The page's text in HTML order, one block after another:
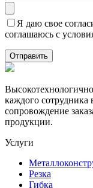
Я даю свое
соглашаюсь с
каждого сотрудника
сопровождение
продукции.
Услуги
Резка
Гибка